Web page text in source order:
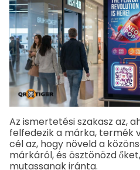
Az ismertetési szakasz az,
felfedezik a márka, termék
cél az, hogy növeld a
márkáról, és ösztönözd
mutassanak iránta.